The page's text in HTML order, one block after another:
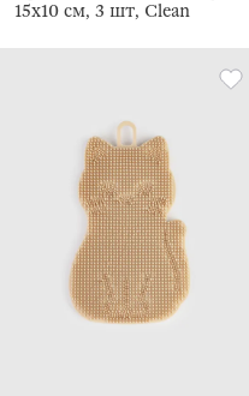
15х10 см, 3 шт, Clean